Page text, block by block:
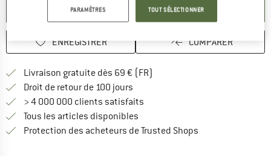
AJOUTER AU PANIER
ENREGISTRER COMPARER
Livraison gratuite dès 69 € (FR)
Droit de retour de 100 jours
> 4 000 000 clients satisfaits
Tous les articles disponibles
Protection des acheteurs de Trusted Shops
PARAMÈTRES TOUT SÉLECTIONNER